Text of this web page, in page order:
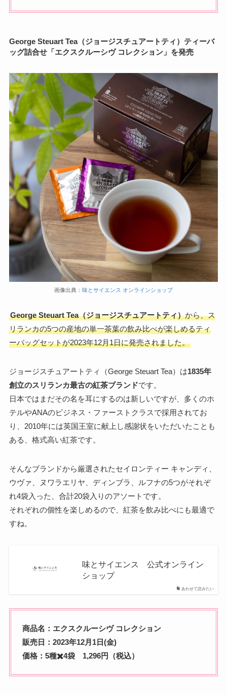
George Steuart Tea（ジョージスチュアートティ）ティーバ
ッグ詰合せ「エクスクルーシヴ コレクション」を発売
画像出典： 味とサイエンス オンラインショップ
George Steuart Tea（ジョージスチュアートティ）から、ス
リランカの5つの産地の単一茶葉の飲み比べが楽しめるティ
ーバッグセットが2023年12月1日に発売されました。
ジョージスチュアートティ（George Steuart Tea）は1835年
創立のスリランカ最古の紅茶ブランドです。
日本ではまだその名を耳にするのは新しいですが、多くのホ
テルやANAのビジネス・ファーストクラスで採用されてお
り、2010年には英国王室に献上し感謝状をいただいたことも
ある、格式高い紅茶です。
そんなブランドから厳選されたセイロンティー キャンディ、
ウヴァ、ヌワラエリヤ、ディンブラ、ルフナの5つがそれぞ
れ4袋入った、合計20袋入りのアソートです。
それぞれの個性を楽しめるので、紅茶を飲み比べにも最適で
すね。
あわせて読みたい
味とサイエンス 公式オンライン
ショップ
商品名：エクスクルーシヴ コレクション
販売日：2023年12月1日(金)
価格：5種✖️4袋 1,296円（税込）